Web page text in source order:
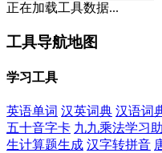
正在加载工具数据...
工具导航地图
学习工具
英语单词 汉英词典 汉语词
五十音字卡 九九乘法学习
生计算题生成 汉字转拼音